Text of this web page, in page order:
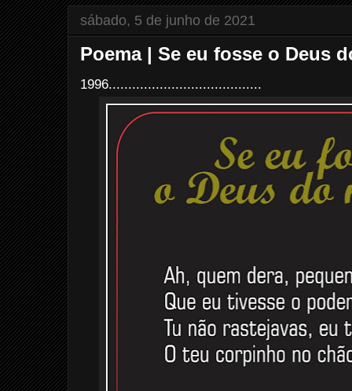
sábado, 5 de junho de 2021
Poema | Se eu fosse o Deus
1996.......................................